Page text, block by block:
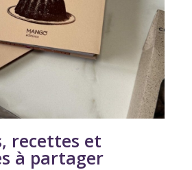
recettes et
à partager